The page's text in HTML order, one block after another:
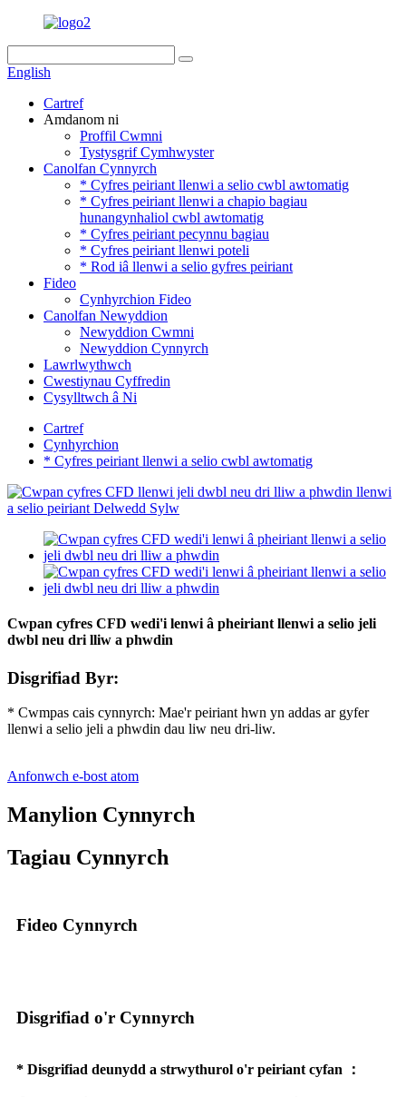
English
Cartref
Amdanom ni
Proffil Cwmni
Tystysgrif Cymhwyster
Canolfan Cynnyrch
* Cyfres peiriant llenwi a selio cwbl awtomatig
* Cyfres peiriant llenwi a chapio bagiau
hunangynhaliol cwbl awtomatig
* Cyfres peiriant pecynnu bagiau
* Cyfres peiriant llenwi poteli
* Rod iâ llenwi a selio gyfres peiriant
Fideo
Cynhyrchion Fideo
Canolfan Newyddion
Newyddion Cwmni
Newyddion Cynnyrch
Lawrlwythwch
Cwestiynau Cyffredin
Cysylltwch â Ni
Cartref
Cynhyrchion
* Cyfres peiriant llenwi a selio cwbl awtomatig
Cwpan cyfres CFD wedi'i lenwi â pheiriant llenwi a selio jeli
dwbl neu dri lliw a phwdin
Disgrifiad Byr:
* Cwmpas cais cynnyrch: Mae'r peiriant hwn yn addas ar gyfer
llenwi a selio jeli a phwdin dau liw neu dri-liw.
Anfonwch e-bost atom
Manylion Cynnyrch
Tagiau Cynnyrch
Fideo Cynnyrch
Disgrifiad o'r Cynnyrch
* Disgrifiad deunydd a strwythurol o'r peiriant cyfan ：